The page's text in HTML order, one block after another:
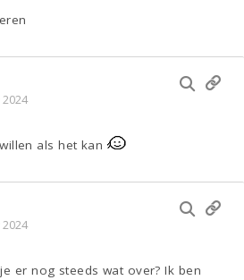
als het kan
er nog steeds wat over? Ik ben